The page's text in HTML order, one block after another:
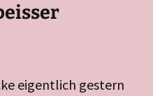
eigentlich gestern